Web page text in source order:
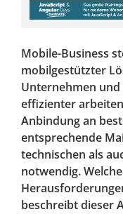
Mobile-Business
mobilgestützter
Unternehmen
effizienter
Anbindung an
entsprechende
technischen als
notwendig.
beschreibt dieser